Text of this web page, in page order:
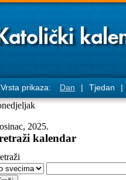
Vrsta prikaza: Dan | Tjedan |
2025.
kalendar